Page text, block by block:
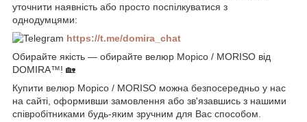
уточнити наявність або просто поспілкуватися з
однодумцями:
https://t.me/domira_chat
Обирайте якість — обирайте велюр Морісо / MORISO від
DOMIRA™! 🏡
Купити велюр Морісо / MORISO можна безпосередньо у нас
на сайті, оформивши замовлення або зв'язавшись з нашими
співробітниками будь-яким зручним для Вас способом.